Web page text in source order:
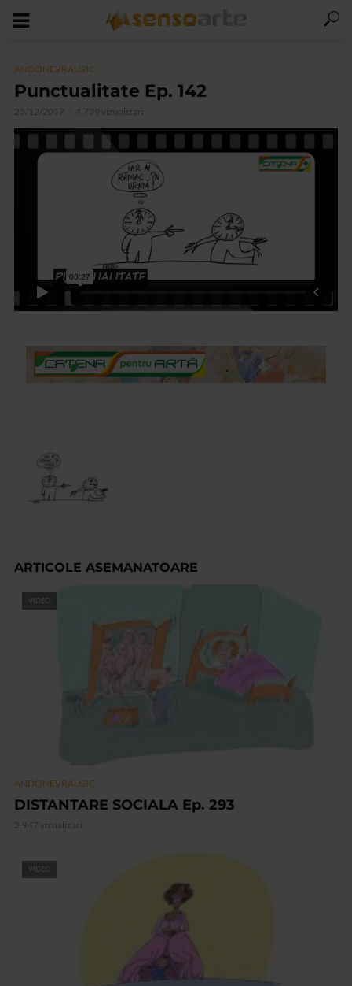
ANDONEVRALGIC
Punctualitate Ep. 142
25/12/2017 4.739 vizualizari
ARTICOLE ASEMANATOARE
VIDEO
ANDONEVRALGIC
DISTANTARE SOCIALA Ep. 293
2.947 vizualizari
VIDEO